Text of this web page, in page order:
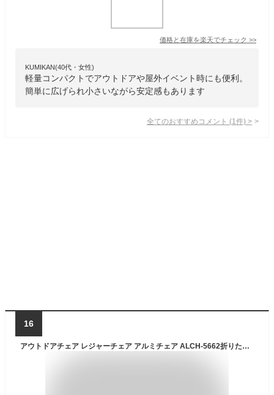
価格と在庫を楽天でチェック >>
KUMIKAN(40代・女性)
軽量コンパクトでアウトドアや屋外イベント時にも便利。
簡単に広げられ小さいながら安定感もあります
全てのおすすめコメント (1 件) >
16
アウトドアチェア レジャーチェア アルミチェア ALCH-5662折りたたみチェア 折りたたみ チェア 折り畳みチェア 椅子 イス コンパクト アウトドア アルミ 軽量 キャンプ レジャー バーベキュー チェアリング BBQ タン ブラウン オリーブ【D】